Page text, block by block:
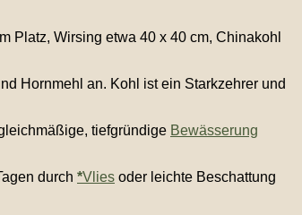
Platz, Wirsing etwa 40 x 40 cm, Chinakohl
Hornmehl an. Kohl ist ein Starkzehrer und
tiefgründige Bewässerung
durch *Vlies oder leichte Beschattung